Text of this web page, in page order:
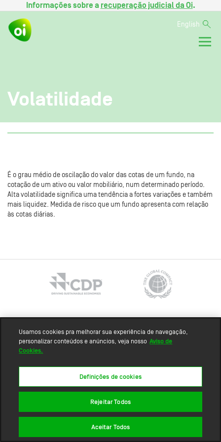
Informações sobre a recuperação judicial da Oi.
English
Volatilidade
É o grau médio de oscilação do valor das cotas de um fundo, na
cotação de um ativo ou valor mobiliário, num determinado período.
Alta volatilidade significa uma tendência a fortes variações e também
mais liquidez. Medida de risco que um fundo apresenta com relação
às cotas diárias.
Usamos cookies pra melhorar sua experiência de navegação,
personalizar conteúdos e anúncios, veja nosso Aviso de
Cookies.
Definições de cookies
Rejeitar Todos
Aceitar Todos